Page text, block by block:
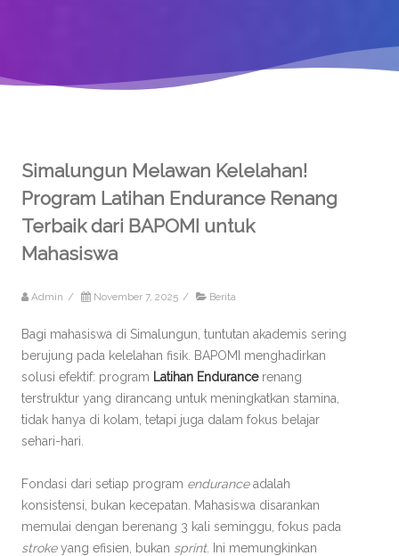
Simalungun Melawan Kelelahan!
Program Latihan Endurance Renang
Terbaik dari BAPOMI untuk
Mahasiswa
Admin / November 7, 2025 / Berita
Bagi mahasiswa di Simalungun, tuntutan akademis sering
berujung pada kelelahan fisik. BAPOMI menghadirkan
solusi efektif: program Latihan Endurancerenang
terstruktur yang dirancang untuk meningkatkan stamina,
tidak hanya di kolam, tetapi juga dalam fokus belajar
sehari-hari.
Fondasi dari setiap program enduranceadalah
konsistensi, bukan kecepatan. Mahasiswa disarankan
memulai dengan berenang 3 kali seminggu, fokus pada
strokeyang efisien, bukan sprint. Ini memungkinkan